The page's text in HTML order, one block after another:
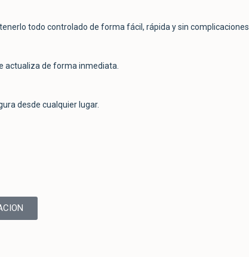
todo controlado de forma fácil, rápida y sin complicaciones.
actualiza de forma inmediata.
desde cualquier lugar.